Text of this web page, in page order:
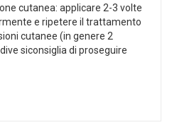
cutanea: applicare 2-3 volte
e ripetere il trattamento
cutanee (in genere 2
siconsiglia di proseguire